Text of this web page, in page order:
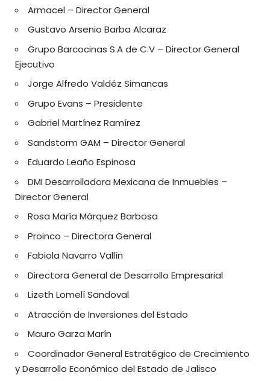
Armacel – Director General
Gustavo Arsenio Barba Alcaraz
Grupo Barcocinas S.A de C.V – Director General
Ejecutivo
Jorge Alfredo Valdéz Simancas
Grupo Evans – Presidente
Gabriel Martínez Ramírez
Sandstorm GAM – Director General
Eduardo Leaño Espinosa
DMI Desarrolladora Mexicana de Inmuebles –
Director General
Rosa María Márquez Barbosa
Proinco – Directora General
Fabiola Navarro Vallín
Directora General de Desarrollo Empresarial
Lizeth Lomelí Sandoval
Atracción de Inversiones del Estado
Mauro Garza Marín
Coordinador General Estratégico de Crecimiento
y Desarrollo Económico del Estado de Jalisco